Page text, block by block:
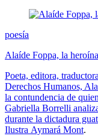
poesía
Alaíde Foppa, la
Poeta, editora,
Derechos Humanos,
la contundencia de
Gabriella Borrelli
durante la dictadura
Ilustra Aymará Mont.